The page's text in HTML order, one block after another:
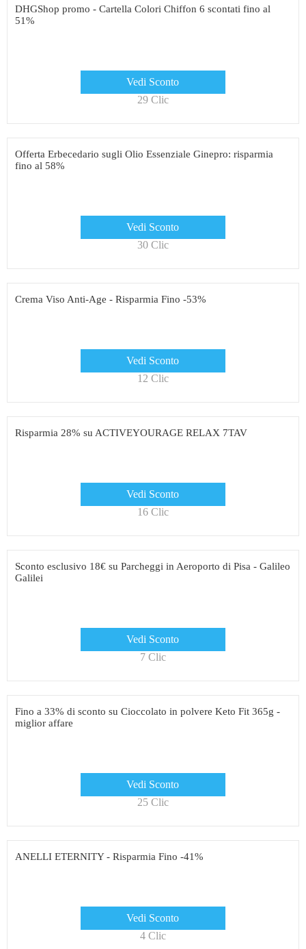
DHGShop promo - Cartella Colori Chiffon 6 scontati fino al
51%
Vedi Sconto
29 Clic
Offerta Erbecedario sugli Olio Essenziale Ginepro: risparmia
fino al 58%
Vedi Sconto
30 Clic
Crema Viso Anti-Age - Risparmia Fino -53%
Vedi Sconto
12 Clic
Risparmia 28% su ACTIVEYOURAGE RELAX 7TAV
Vedi Sconto
16 Clic
Sconto esclusivo 18€ su Parcheggi in Aeroporto di Pisa - Galileo
Galilei
Vedi Sconto
7 Clic
Fino a 33% di sconto su Cioccolato in polvere Keto Fit 365g -
miglior affare
Vedi Sconto
25 Clic
ANELLI ETERNITY - Risparmia Fino -41%
Vedi Sconto
4 Clic